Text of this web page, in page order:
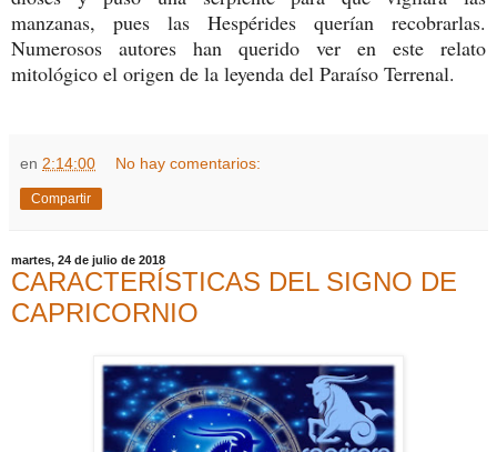
manzanas, pues las Hespérides querían recobrarlas.
Numerosos autores han querido ver en este relato
mitológico el origen de la leyenda del Paraíso Terrenal.
en 2:14:00 No hay comentarios:
Compartir
martes, 24 de julio de 2018
CARACTERÍSTICAS DEL SIGNO DE
CAPRICORNIO